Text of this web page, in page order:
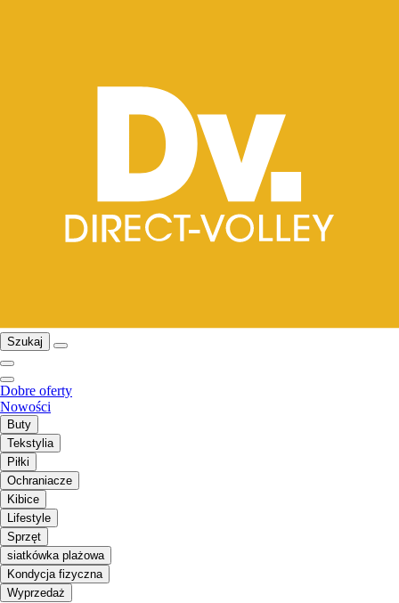
Szukaj
Dobre oferty
Nowości
Buty
Tekstylia
Piłki
Ochraniacze
Kibice
Lifestyle
Sprzęt
siatkówka plażowa
Kondycja fizyczna
Wyprzedaż